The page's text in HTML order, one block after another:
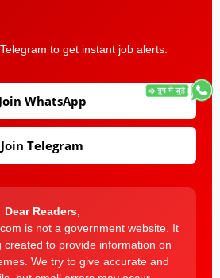
to get instant job alerts.
Join WhatsApp
Join Telegram
Dear Readers,
is not a government website. It
created to provide information on
We try to give accurate and